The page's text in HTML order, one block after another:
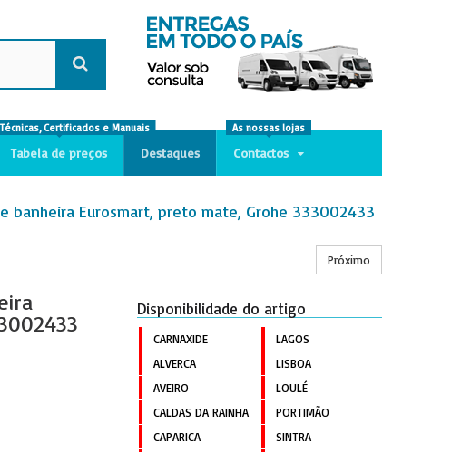
Tabela de preços
Certificados e Manuais
Destaques Contactos
As nossas lojas
banheira Eurosmart, preto mate, Grohe 333002433
Próximo
Disponibilidade do artigo
CARNAXIDE
ALVERCA
AVEIRO
CALDAS DA RAINHA
CAPARICA
LAGOS
LISBOA
LOULÉ
PORTIMÃO
SINTRA